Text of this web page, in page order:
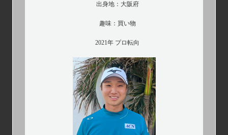
出身地：大阪府
趣味：買い物
2021年 プロ転向